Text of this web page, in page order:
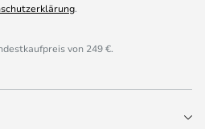
.
von 249 €.